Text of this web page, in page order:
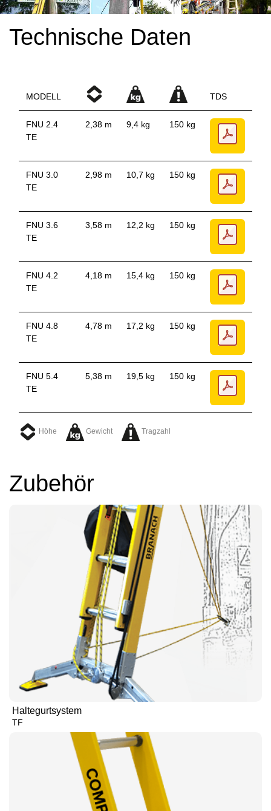
Technische Daten
MODELL TDS
FNU 2.4
TE
2,38 m 9,4 kg 150 kg
FNU 3.0
TE
2,98 m 10,7 kg 150 kg
FNU 3.6
TE
3,58 m 12,2 kg 150 kg
FNU 4.2
TE
4,18 m 15,4 kg 150 kg
FNU 4.8
TE
4,78 m 17,2 kg 150 kg
FNU 5.4
TE
5,38 m 19,5 kg 150 kg
Höhe Gewicht Tragzahl
Zubehör
Haltegurtsystem
TF